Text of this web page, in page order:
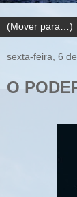
sexta-feira, 6
O